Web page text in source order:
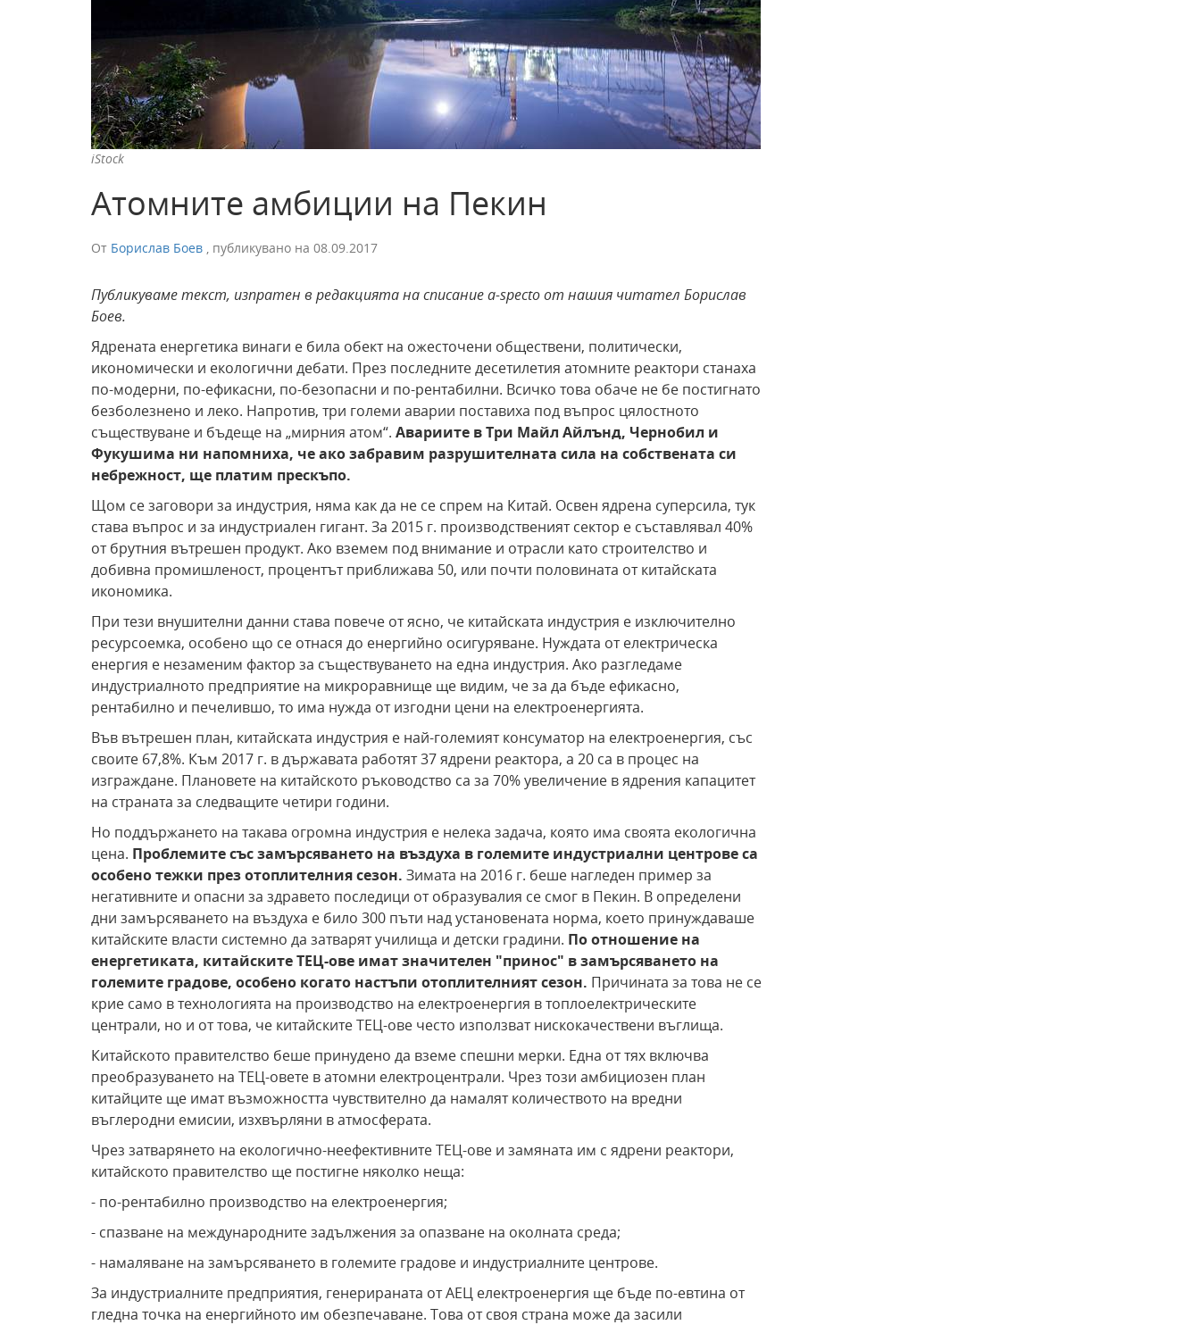
iStock
Атомните амбиции на Пекин
От Борислав Боев , публикувано на 08.09.2017
Публикуваме текст, изпратен в редакцията на списание a-specto от нашия читател Борислав
Боев.
Ядрената енергетика винаги е била обект на ожесточени обществени, политически,
икономически и екологични дебати. През последните десетилетия атомните реактори станаха
по-модерни, по-ефикасни, по-безопасни и по-рентабилни. Всичко това обаче не бе постигнато
безболезнено и леко. Напротив, три големи аварии поставиха под въпрос цялостното
съществуване и бъдеще на „мирния атом“. Авариите в Три Майл Айлънд, Чернобил и
Фукушима ни напомниха, че ако забравим разрушителната сила на собствената си
небрежност, ще платим прескъпо.
Щом се заговори за индустрия, няма как да не се спрем на Китай. Освен ядрена суперсила, тук
става въпрос и за индустриален гигант. За 2015 г. производственият сектор е съставлявал 40%
от брутния вътрешен продукт. Ако вземем под внимание и отрасли като строителство и
добивна промишленост, процентът приближава 50, или почти половината от китайската
икономика.
При тези внушителни данни става повече от ясно, че китайската индустрия е изключително
ресурсоемка, особено що се отнася до енергийно осигуряване. Нуждата от електрическа
енергия е незаменим фактор за съществуването на една индустрия. Ако разгледаме
индустриалното предприятие на микроравнище ще видим, че за да бъде ефикасно,
рентабилно и печелившо, то има нужда от изгодни цени на електроенергията.
Във вътрешен план, китайската индустрия е най-големият консуматор на електроенергия, със
своите 67,8%. Към 2017 г. в държавата работят 37 ядрени реактора, а 20 са в процес на
изграждане. Плановете на китайското ръководство са за 70% увеличение в ядрения капацитет
на страната за следващите четири години.
Но поддържането на такава огромна индустрия е нелека задача, която има своята екологична
цена. Проблемите със замърсяването на въздуха в големите индустриални центрове са
особено тежки през отоплителния сезон. Зимата на 2016 г. беше нагледен пример за
негативните и опасни за здравето последици от образувалия се смог в Пекин. В определени
дни замърсяването на въздуха е било 300 пъти над установената норма, което принуждаваше
китайските власти системно да затварят училища и детски градини. По отношение на
енергетиката, китайските ТЕЦ-ове имат значителен "принос" в замърсяването на
големите градове, особено когато настъпи отоплителният сезон. Причината за това не се
крие само в технологията на производство на електроенергия в топлоелектрическите
централи, но и от това, че китайските ТЕЦ-ове често използват нискокачествени въглища.
Китайското правителство беше принудено да вземе спешни мерки. Една от тях включва
преобразуването на ТЕЦ-овете в атомни електроцентрали. Чрез този амбициозен план
китайците ще имат възможността чувствително да намалят количеството на вредни
въглеродни емисии, изхвърляни в атмосферата.
Чрез затварянето на екологично-неефективните ТЕЦ-ове и замяната им с ядрени реактори,
китайското правителство ще постигне няколко неща:
- по-рентабилно производство на електроенергия;
- спазване на международните задължения за опазване на околната среда;
- намаляване на замърсяването в големите градове и индустриалните центрове.
За индустриалните предприятия, генерираната от АЕЦ електроенергия ще бъде по-евтина от
гледна точка на енергийното им обезпечаване. Това от своя страна може да засили